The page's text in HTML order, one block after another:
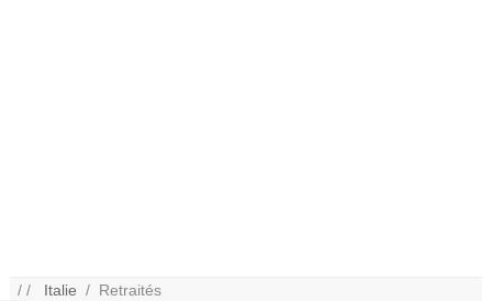
/ / Italie / Retraités